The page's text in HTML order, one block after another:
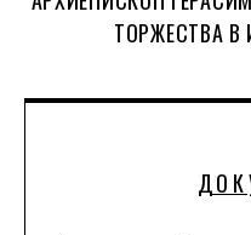
ТОРЖЕСТВА